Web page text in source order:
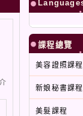
課程總覽
美容證照課程
新娘秘書課程
美髮課程